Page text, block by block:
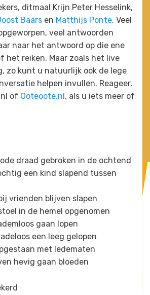
ditmaal Krijn Peter Hesselink,
Baars en Matthijs Ponte. Veel
veel antwoorden
naar het antwoord op die ene
het reiken. Maar zoals het live
zo kunt u natuurlijk ook de lege
helpen invullen. Reageer,
of Ooteoote.nl, als u iets meer of
draad gebroken in de ochtend
een kind slapend tussen
vrienden blijven slapen
in de hemel opgenomen
gaan lopen
een leeg gelopen
met ledematen
hevig gaan bloeden